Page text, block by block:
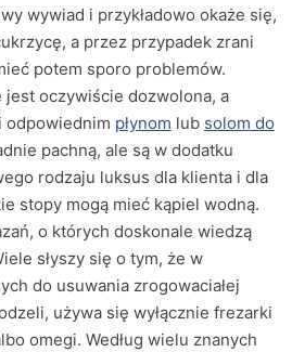
wywiad i przykładowo okaże się,
a przez przypadek zrani
potem sporo problemów.
oczywiście dozwolona, a
odpowiednim płynom lub solom do
pachną, ale są w dodatku
rodzaju luksus dla klienta i dla
stopy mogą mieć kąpiel wodną.
o których doskonale wiedzą
słyszy się o tym, że w
do usuwania zrogowaciałej
używa się wyłącznie frezarki
omegi. Według wielu znanych